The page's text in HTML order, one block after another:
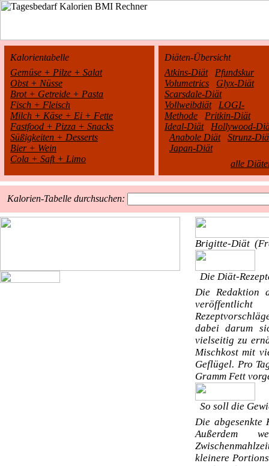
Kalorientabelle
Gemüse + Pilze + Salat
Obst + Nüsse
Brot + Getreide + Pasta
Fisch + Fleisch
Milch + Käse + Ei + Fette
Fastfood + Pizza + Snacks
Süßigkeiten + Desserts
Bier + Wein
Cola + Saft + Limo
Diäten-Übersicht
Atkins-Diät
Pfundskur
Volumetrics
Glyx-Diät
Scarsdale-Diät
Vollweibdiät
LOGI-
Methode
Pritkin-Diät
Ideal-Diät
Hollywood-
Anabole Diät
Strunz-
Japan-Diät
alle
Kalorien-Tabelle durchsuchen:
Brigitte-Diät
Die Diät-
Die Redaktion
dabei darum
vielseitig zu
Mischkost mit
Geflügel. Pro
Gramm Fett
So soll die
Die abgesenkte
Außerdem
kleinere